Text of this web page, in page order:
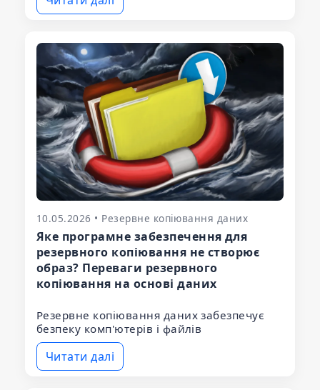
10.05.2026 • Резервне копіювання даних
Яке програмне забезпечення для
резервного копіювання не створює
образ? Переваги резервного
копіювання на основі даних
Резервне копіювання даних забезпечує
безпеку комп'ютерів і файлів
Читати далі